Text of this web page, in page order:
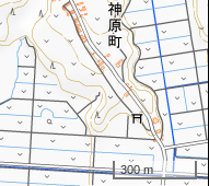
300 m